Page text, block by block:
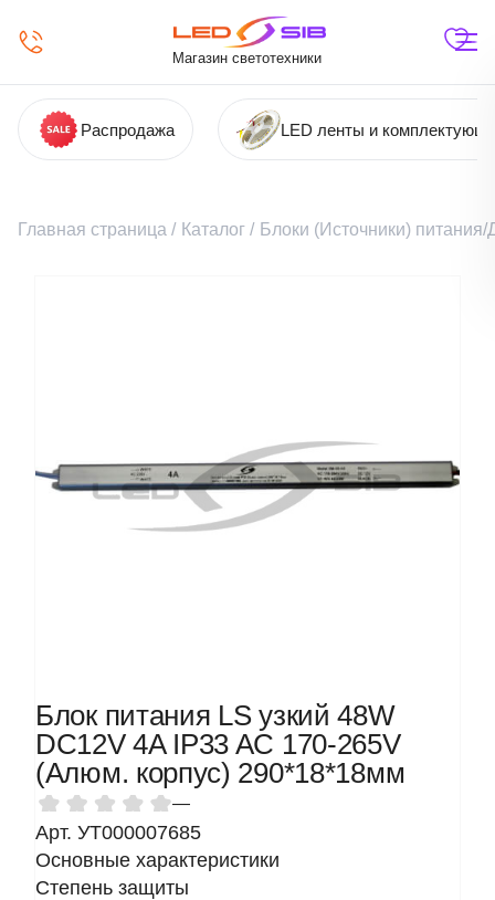
Магазин светотехники
Распродажа LED ленты и
Главная страница / Каталог / Блоки (Источники)
Блок питания LS узкий 48W
DC12V 4A IP33 AC 170-265V
(Алюм. корпус) 290*18*18мм
—
Арт. УТ000007685
Основные характеристики
Степень защиты